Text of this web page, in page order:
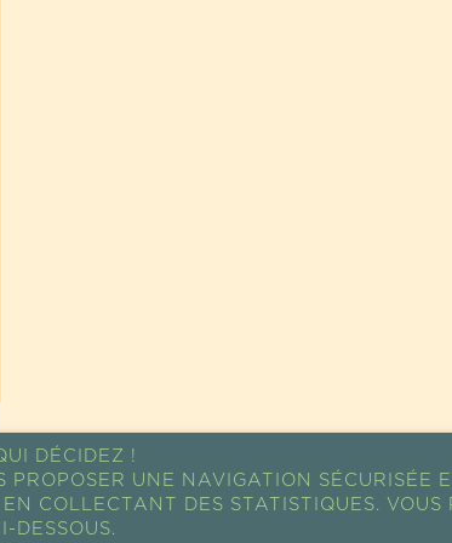
DÉCIDEZ !
PROPOSER UNE NAVIGATION SÉCURISÉE
COLLECTANT DES STATISTIQUES.
DESSOUS.